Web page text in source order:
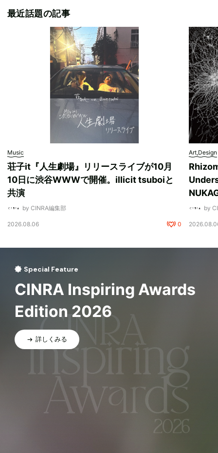
最近話題の記事
Music
荘子it『人生劇場』リリースライブが10月
10日に渋谷WWWで開催。illicit tsuboiと
共演
by CINRA編集部
2026.08.06 0
Art,Design
by
Special Feature
CINRA Inspiring Awards
Edition 2026
詳しくみる